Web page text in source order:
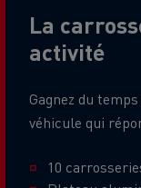
La
activité
Gagnez du
véhicule qui
10